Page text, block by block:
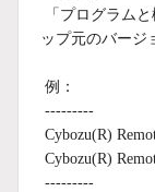
「プログラム
ップ元のバージ
例：
---------
Cybozu(R)
Cybozu(R)
---------